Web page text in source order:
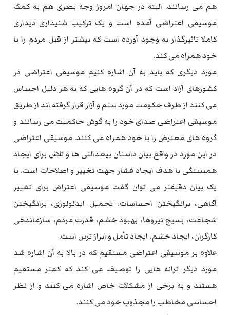
هم می رسانند. البته در جهان امروز وجه بصری هم به کمک
موسیقی اعتراضی آمده است و یک ترکیب شنیداری-دیداری
کاملا تاثیرگذار به وجود آورده است که بیشتر از قبل مردم را با
خود همراه می کند.
مورد دیگری که باید به آن اشاره کنیم موسیقی اعتراضی در
کشورهای آزاد است که در آن گروه هایی که به هر دلیل احساس
می کنند از طرف حکومت مورد ستم و آزار قرار گرفته اند از طریق
موسیقی اعتراضی صدای خود را به گوش حاکمیت می رسانند و
گروه های معترض را با خود همراه می کنند. موسیقی اعتراضی
در این مورد در واقع بیان داستان بیعدالتی ها و تلاش برای ایجاد
همبستگی با هدف ایجاد فشار جهت تغییر و اصلاحات است. با
یک بیان دقیقتر می توان گفت موسیقی اعتراض برای تغییر
آگاهی، برانگیختن احساسات، تحمیل ایدئولوژی، برانگیختن
شجاعت، بسیج نیروها، بهبود خشم، قدرت مردم، سازماندهی
کارگران، ایجاد خشم، ایجاد تأمل و ابراز ترس است.
علاوه بر موسیقی اعتراضی مستقیم که در بالا به آن اشاره شد
مورد دیگر ترانه هایی را توصیف می کند که کمتر مستقیم
هستند و به برخی از مشکلات خاص اشاره می کنند و از نظر
احساسی مخاطب را مجذوب خود می کنند.